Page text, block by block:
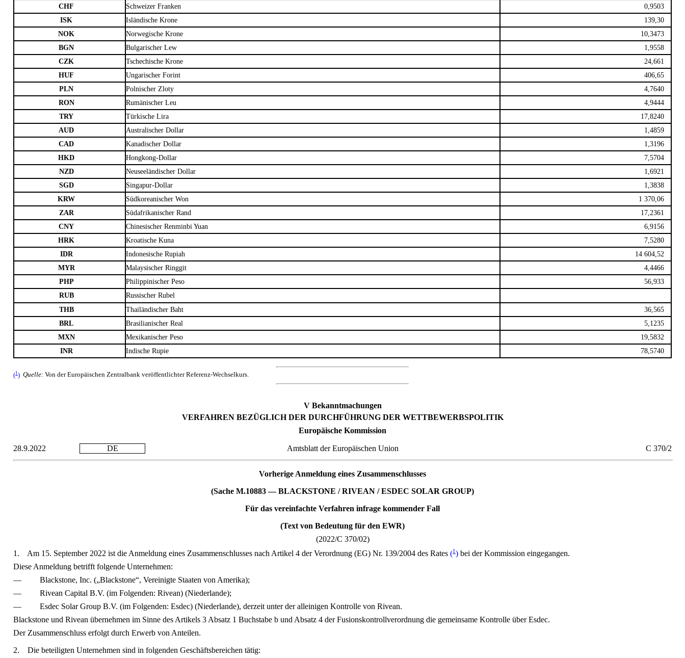
CHF
Schweizer Franken
0,9503
ISK
Isländische Krone
139,30
NOK
Norwegische Krone
10,3473
BGN
Bulgarischer Lew
1,9558
CZK
Tschechische Krone
24,661
HUF
Ungarischer Forint
406,65
PLN
Polnischer Zloty
4,7640
RON
Rumänischer Leu
4,9444
TRY
Türkische Lira
17,8240
AUD
Australischer Dollar
1,4859
CAD
Kanadischer Dollar
1,3196
HKD
Hongkong-Dollar
7,5704
NZD
Neuseeländischer Dollar
1,6921
SGD
Singapur-Dollar
1,3838
KRW
Südkoreanischer Won
1 370,06
ZAR
Südafrikanischer Rand
17,2361
CNY
Chinesischer Renminbi Yuan
6,9156
HRK
Kroatische Kuna
7,5280
IDR
Indonesische Rupiah
14 604,52
MYR
Malaysischer Ringgit
4,4466
PHP
Philippinischer Peso
56,933
RUB
Russischer Rubel
THB
Thailändischer Baht
36,565
BRL
Brasilianischer Real
5,1235
MXN
Mexikanischer Peso
19,5832
INR
Indische Rupie 78,5740
(1 ) Quelle: Von der Europäischen Zentralbank veröffentlichter Referenz-Wechselkurs.
V Bekanntmachungen
VERFAHREN BEZÜGLICH DER DURCHFÜHRUNG DER WETTBEWERBSPOLITIK
Europäische Kommission
28.9.2022 DE Amtsblatt der Europäischen Union C 370/2
Vorherige Anmeldung eines Zusammenschlusses
(Sache M.10883 — BLACKSTONE / RIVEAN / ESDEC SOLAR GROUP)
Für das vereinfachte Verfahren infrage kommender Fall
(Text von Bedeutung für den EWR)
(2022/C 370/02)
1.
Am 15. September 2022 ist die Anmeldung eines Zusammenschlusses nach Artikel 4 der Verordnung (EG) Nr. 139/2004 des Rates (1) bei der Kommission eingegangen.
Diese Anmeldung betrifft folgende Unternehmen:
—
Blackstone, Inc. („Blackstone“, Vereinigte Staaten von Amerika);
—
Rivean Capital B.V. (im Folgenden: Rivean) (Niederlande);
—
Esdec Solar Group B.V. (im Folgenden: Esdec) (Niederlande), derzeit unter der alleinigen Kontrolle von Rivean.
Blackstone und Rivean übernehmen im Sinne des Artikels 3 Absatz 1 Buchstabe b und Absatz 4 der Fusionskontrollverordnung die gemeinsame Kontrolle über Esdec.
Der Zusammenschluss erfolgt durch Erwerb von Anteilen.
2.
Die beteiligten Unternehmen sind in folgenden Geschäftsbereichen tätig: